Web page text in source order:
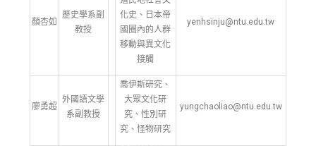
顏杏如
歷史學系副
教授
化史、日本帝
國圈內的人群
移動與異文化
接觸
yenhsinju@ntu.edu.tw
廖勇超
外國語文學
系副教授
喬伊斯研究、
大眾文化研
究、性別研
究、怪物研究
yungchaoliao@ntu.edu.tw